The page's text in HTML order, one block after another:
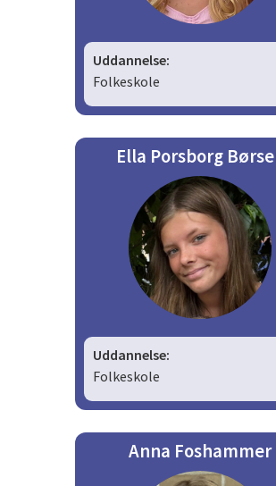
Uddannelse:
Folkeskole
Ella Porsborg
Uddannelse:
Folkeskole
Anna Foshammer